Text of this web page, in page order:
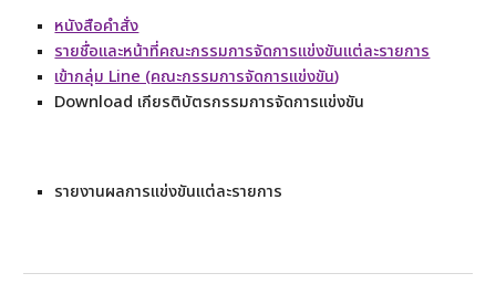
หนังสือคำสั่ง
รายชื่อและหน้าที่คณะกรรมการจัดการแข่งขันแต่ละรายการ
เข้ากลุ่ม Line (คณะกรรมการจัดการแข่งขัน)
Download เกียรติบัตรกรรมการจัดการแข่งขัน
รายงานผลการแข่งขันแต่ละรายการ